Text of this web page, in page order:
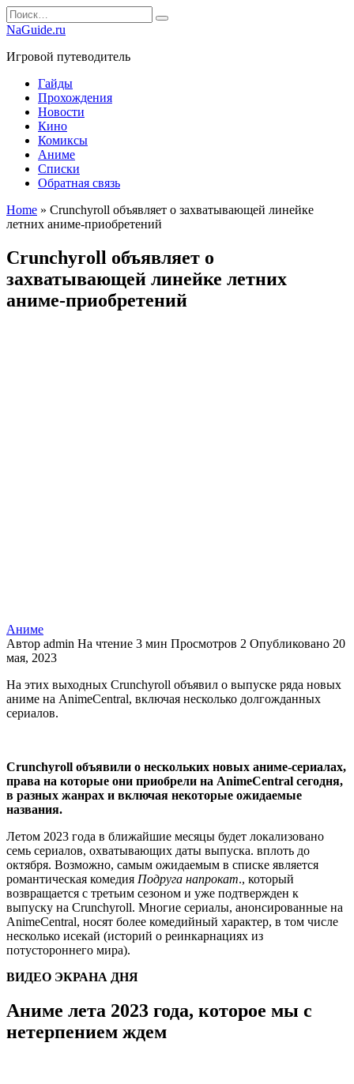
Перейти
к
Search
for:
NaGuide.ru
Игровой путеводитель
Гайды
Прохождения
Новости
Кино
Комиксы
Аниме
Списки
Обратная связь
Home » Crunchyroll объявляет о захватывающей линейке
летних аниме-приобретений
Crunchyroll объявляет о
захватывающей линейке летних
аниме-приобретений
Аниме
Автор admin На чтение 3 мин Просмотров 2 Опубликовано 20
мая, 2023
На этих выходных Crunchyroll объявил о выпуске ряда новых
аниме на AnimeCentral, включая несколько долгожданных
сериалов.
Crunchyroll объявили о нескольких новых аниме-сериалах,
права на которые они приобрели на AnimeCentral сегодня,
в разных жанрах и включая некоторые ожидаемые
названия.
Летом 2023 года в ближайшие месяцы будет локализовано
семь сериалов, охватывающих даты выпуска. вплоть до
октября. Возможно, самым ожидаемым в списке является
романтическая комедия Подруга напрокат., который
возвращается с третьим сезоном и уже подтвержден к
выпуску на Crunchyroll. Многие сериалы, анонсированные на
AnimeCentral, носят более комедийный характер, в том числе
несколько исекай (историй о реинкарнациях из
потустороннего мира).
ВИДЕО ЭКРАНА ДНЯ
Аниме лета 2023 года, которое мы с
нетерпением ждем